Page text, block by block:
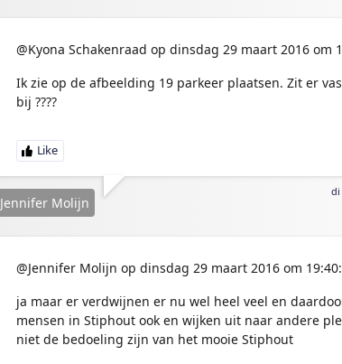
@Kyona Schakenraad op dinsdag 29 maart 2016 om
Ik zie op de afbeelding 19 parkeer plaatsen. Zit er
bij ????
di
Jennifer Molijn
@Jennifer Molijn op dinsdag 29 maart 2016 om 19:40:
ja maar er verdwijnen er nu wel heel veel en
mensen in Stiphout ook en wijken uit naar andere
niet de bedoeling zijn van het mooie Stiphout